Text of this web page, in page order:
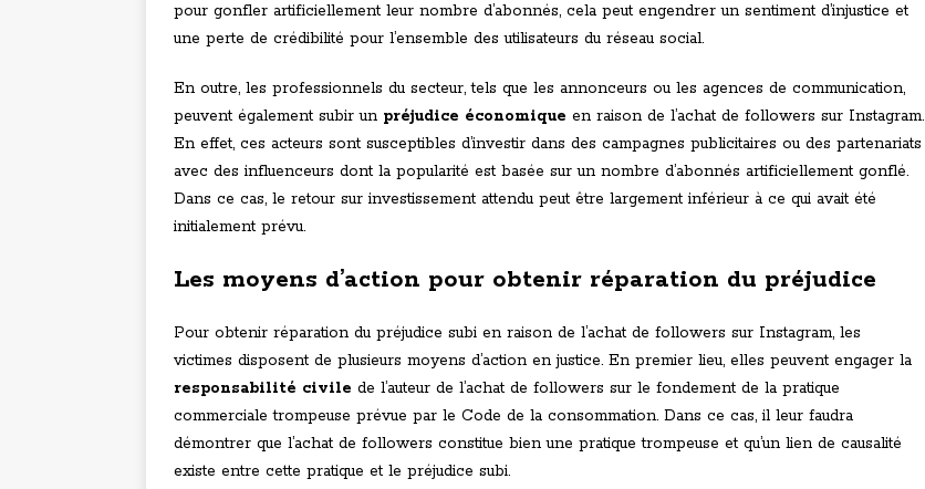
pour gonfler artificiellement leur nombre d’abonnés, cela peut engendrer un sentiment d’injustice et
une perte de crédibilité pour l’ensemble des utilisateurs du réseau social.
En outre, les professionnels du secteur, tels que les annonceurs ou les agences de communication,
peuvent également subir un préjudice économique en raison de l’achat de followers sur Instagram.
En effet, ces acteurs sont susceptibles d’investir dans des campagnes publicitaires ou des partenariats
avec des influenceurs dont la popularité est basée sur un nombre d’abonnés artificiellement gonflé.
Dans ce cas, le retour sur investissement attendu peut être largement inférieur à ce qui avait été
initialement prévu.
Les moyens d’action pour obtenir réparation du préjudice
Pour obtenir réparation du préjudice subi en raison de l’achat de followers sur Instagram, les
victimes disposent de plusieurs moyens d’action en justice. En premier lieu, elles peuvent engager la
responsabilité civile de l’auteur de l’achat de followers sur le fondement de la pratique
commerciale trompeuse prévue par le Code de la consommation. Dans ce cas, il leur faudra
démontrer que l’achat de followers constitue bien une pratique trompeuse et qu’un lien de causalité
existe entre cette pratique et le préjudice subi.